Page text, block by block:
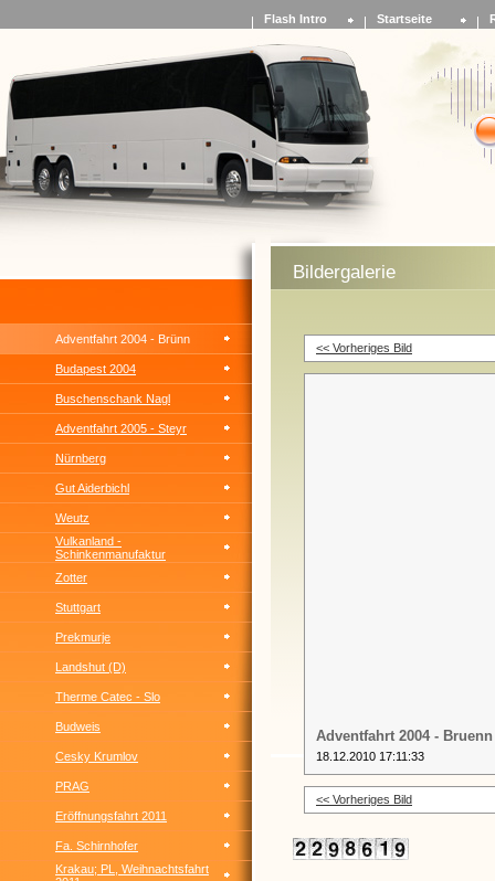
Flash Intro Startseite
Adventfahrt 2004 - Brünn
Budapest 2004
Buschenschank Nagl
Adventfahrt 2005 - Steyr
Nürnberg
Gut Aiderbichl
Weutz
Vulkanland -
Schinkenmanufaktur
Zotter
Stuttgart
Prekmurje
Landshut (D)
Therme Catec - Slo
Budweis
Cesky Krumlov
PRAG
Eröffnungsfahrt 2011
Fa. Schirnhofer
Krakau; PL, Weihnachtsfahrt
Bildergalerie
<< Vorheriges Bild
Adventfahrt 2004 - Bruenn
18.12.2010 17:11:33
<< Vorheriges Bild